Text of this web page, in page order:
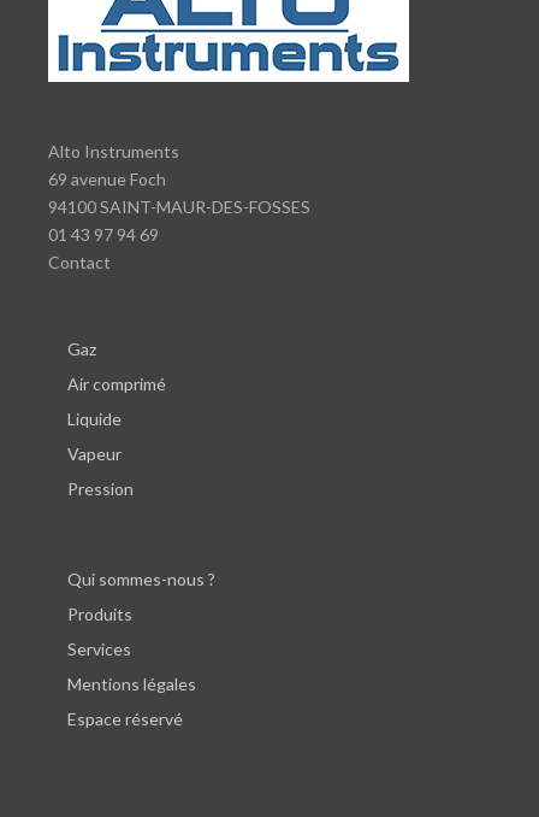
Alto Instruments
69 avenue Foch
94100 SAINT-MAUR-DES-FOSSES
01 43 97 94 69
Contact
Gaz
Air comprimé
Liquide
Vapeur
Pression
Qui sommes-nous ?
Produits
Services
Mentions légales
Espace réservé